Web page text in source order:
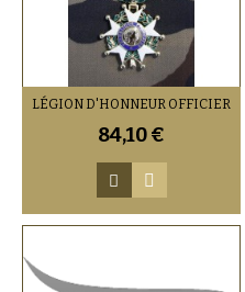
LÉGION D'HONNEUR OFFICIER
84,10 €